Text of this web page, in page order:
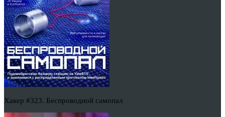
Хакер #323. Беспроводной самопал